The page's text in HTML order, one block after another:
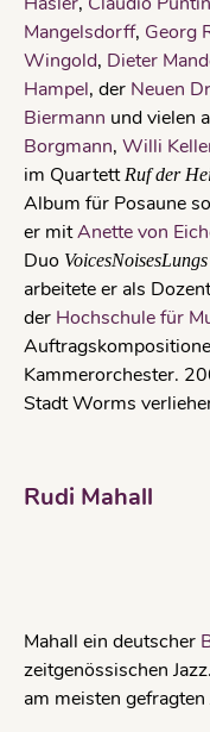
Mangelsdorff, Georg
Wingold, Dieter
Hampel, der Neuen
Biermann und vielen
Borgmann, Willi
im Quartett Ruf der
Album für Posaune
er mitAnette von
Duo
arbeitete er als
der Hochschule für
Kammerorchester.
Stadt Worms
Rudi Mahall
Mahall ein deutscher
zeitgenössischen
am meisten